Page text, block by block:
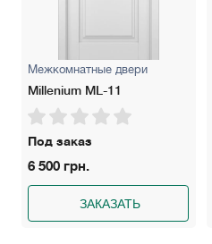
Межкомнатные двери
Millenium ML-11
Под заказ
6 500 грн.
ЗАКАЗАТЬ